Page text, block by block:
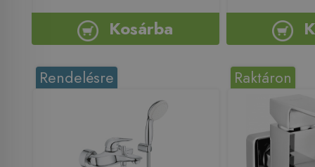
Kosárba
Rendelésre Raktáron